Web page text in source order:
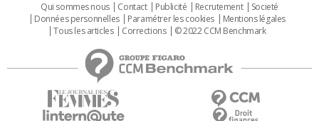
Qui sommes nous Contact Publicité Recrutement
Societé
Données personnelles
Paramétrer les cookies
Mentions légales
Tous les articles
Corrections © 2022 CCM Benchmark